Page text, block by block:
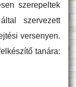
szerepeltek
szervezett
versenyen.
tanára: